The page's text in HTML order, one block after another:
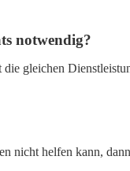
notwendig?
gleichen
nicht helfen kann,